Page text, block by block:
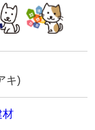
キ)
材